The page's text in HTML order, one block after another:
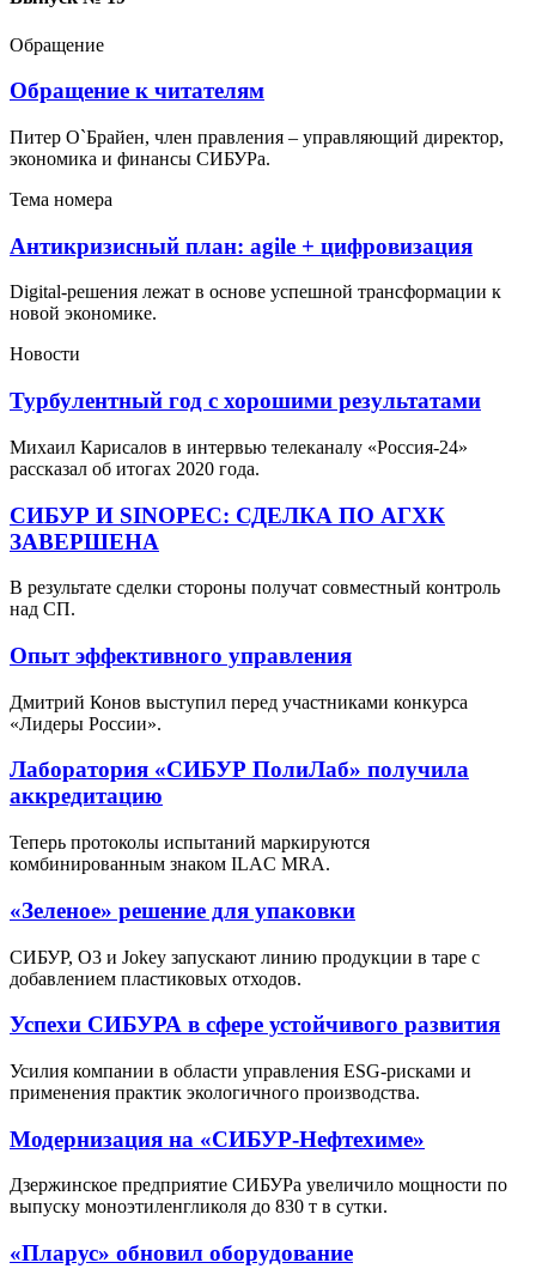
Обращение
Обращение к читателям
Питер О`Брайен, член правления – управляющий директор,
экономика и финансы СИБУРа.
Тема номера
Антикризисный план: agile + цифровизация
Digital-решения лежат в основе успешной трансформации к
новой экономике.
Новости
Турбулентный год с хорошими результатами
Михаил Карисалов в интервью телеканалу «Россия-24»
рассказал об итогах 2020 года.
СИБУР И SINOPEC: СДЕЛКА ПО АГХК
ЗАВЕРШЕНА
В результате сделки стороны получат совместный контроль
над СП.
Опыт эффективного управления
Дмитрий Конов выступил перед участниками конкурса
«Лидеры России».
Лаборатория «СИБУР ПолиЛаб» получила
аккредитацию
Теперь протоколы испытаний маркируются
комбинированным знаком ILAC MRA.
«Зеленое» решение для упаковки
СИБУР, О3 и Jokey запускают линию продукции в таре с
добавлением пластиковых отходов.
Успехи СИБУРА в сфере устойчивого развития
Усилия компании в области управления ESG-рисками и
применения практик экологичного производства.
Модернизация на «СИБУР-Нефтехиме»
Дзержинское предприятие СИБУРа увеличило мощности по
выпуску моноэтиленгликоля до 830 т в сутки.
«Пларус» обновил оборудование